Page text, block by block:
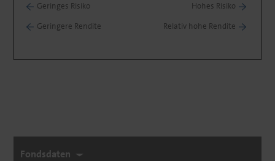
Geringes Risiko
Hohes Risiko
Geringere Rendite
Relativ hohe Rendite
Fondsdaten